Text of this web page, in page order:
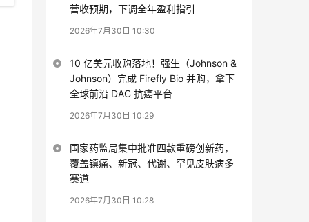
营收预期，下调全年盈利指引
2026年7月30日 10:30
10 亿美元收购落地！强生（Johnson &
Johnson）完成 Firefly Bio 并购，拿下
全球前沿 DAC 抗癌平台
2026年7月30日 10:29
国家药监局集中批准四款重磅创新药，
覆盖镇痛、新冠、代谢、罕见皮肤病多
赛道
2026年7月30日 10:28